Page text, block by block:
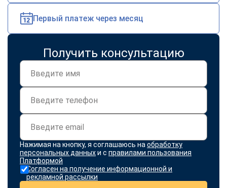
Первый платеж через месяц
Получить консультацию
Нажимая на кнопку, я соглашаюсь на обработку
персональных данныхи с правилами пользования
Платформой
Согласен на получение информационной и
рекламной рассылки